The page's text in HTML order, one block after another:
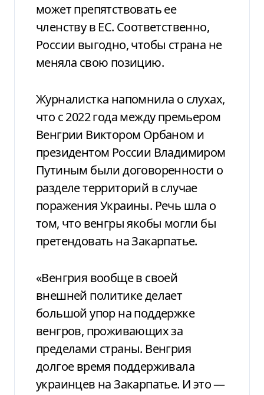
может препятствовать ее
членству в ЕС. Соответственно,
России выгодно, чтобы страна не
меняла свою позицию.
Журналистка напомнила о слухах,
что с 2022 года между премьером
Венгрии Виктором Орбаном и
президентом России Владимиром
Путиным были договоренности о
разделе территорий в случае
поражения Украины. Речь шла о
том, что венгры якобы могли бы
претендовать на Закарпатье.
«Венгрия вообще в своей
внешней политике делает
большой упор на поддержке
венгров, проживающих за
пределами страны. Венгрия
долгое время поддерживала
украинцев на Закарпатье. И это —